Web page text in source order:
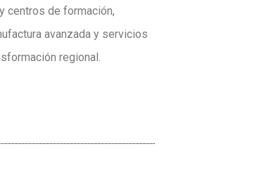
centros de formación,
avanzada y servicios
regional.